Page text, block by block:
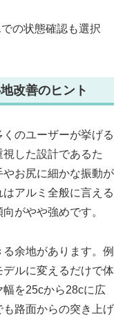
の状態確認も選択
改善のヒント
のユーザーが挙げる
した設計であるた
お尻に細かな振動が
アルミ全般に言える
がやや強めです。
余地があります。例
ルに変えるだけで体
を25cから28cに広
路面からの突き上げ